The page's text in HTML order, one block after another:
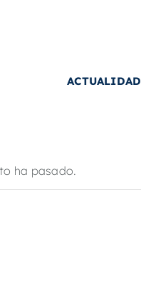
ACTUALIDAD
ha pasado.